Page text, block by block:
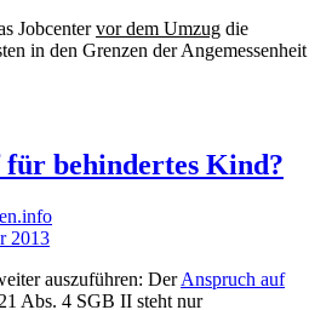
Jobcentervor dem Umzug die
in den Grenzen der Angemessenheit
behindertes Kind?
2013
auszuführen: DerAnspruch auf
Abs. 4 SGB II steht nur